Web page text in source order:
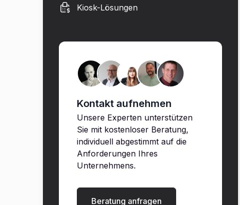
Kiosk-Lösungen
Kontakt aufnehmen
Unsere Experten unterstützen
Sie mit kostenloser Beratung,
individuell abgestimmt auf die
Anforderungen Ihres
Unternehmens.
Beratung anfragen